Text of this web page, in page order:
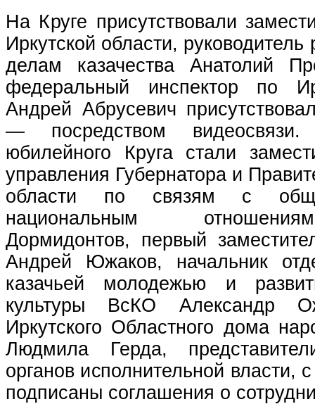
На Круге присутствовали
Иркутской области,
делам казачества Анатолий
федеральный инспектор по
Андрей Абрусевич
— посредством
юбилейного Круга стали
управления Губернатора и
области по связям с
национальным
Дормидонтов, первый
Андрей Южаков, начальник
казачьей молодежью и
культуры ВсКО Александр
Иркутского Областного дома
Людмила Герда,
органов исполнительной
подписаны соглашения о